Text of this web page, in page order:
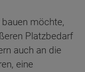
möchte,
Platzbedarf
auch an die
eine